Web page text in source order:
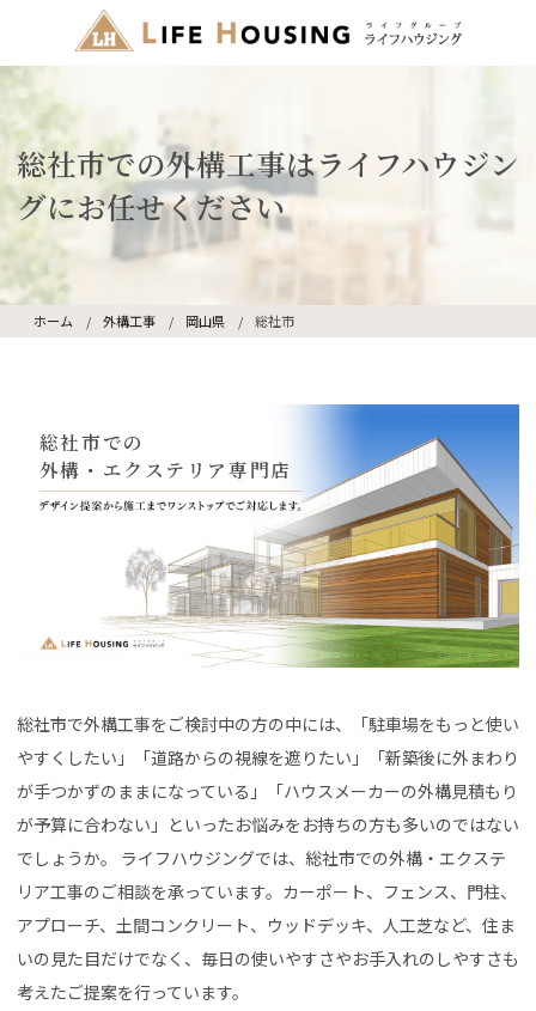
総社市での外構工事はライフハウジン
グにお任せください
ホーム 外構工事 岡山県 総社市
総社市での
外構・エクステリア専門店
総社市で外構工事をご検討中の方の中には、「駐車場をもっと使い
やすくしたい」「道路からの視線を遮りたい」「新築後に外まわり
が手つかずのままになっている」「ハウスメーカーの外構見積もり
が予算に合わない」といったお悩みをお持ちの方も多いのではない
でしょうか。 ライフハウジングでは、総社市での外構・エクステ
リア工事のご相談を承っています。カーポート、フェンス、門柱、
アプローチ、土間コンクリート、ウッドデッキ、人工芝など、住ま
いの見た目だけでなく、毎日の使いやすさやお手入れのしやすさも
考えたご提案を行っています。